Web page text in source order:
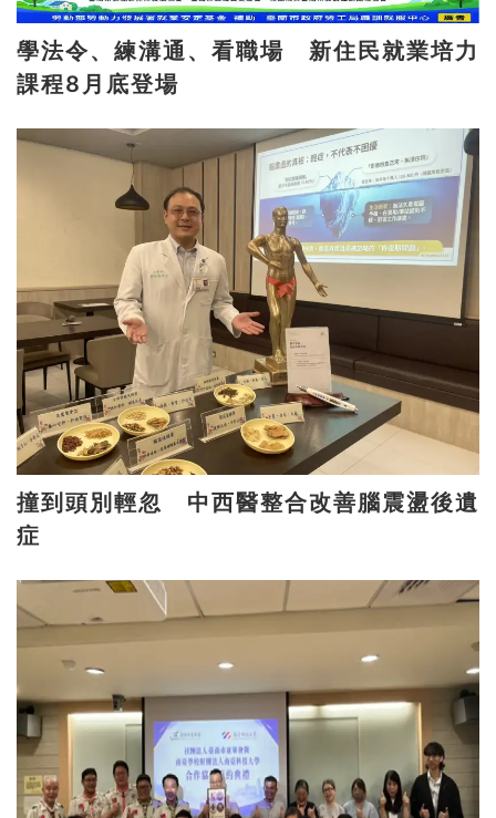
學法令、練溝通、看職場 新住民就業培力
課程8月底登場
撞到頭別輕忽 中西醫整合改善腦震盪後遺
症